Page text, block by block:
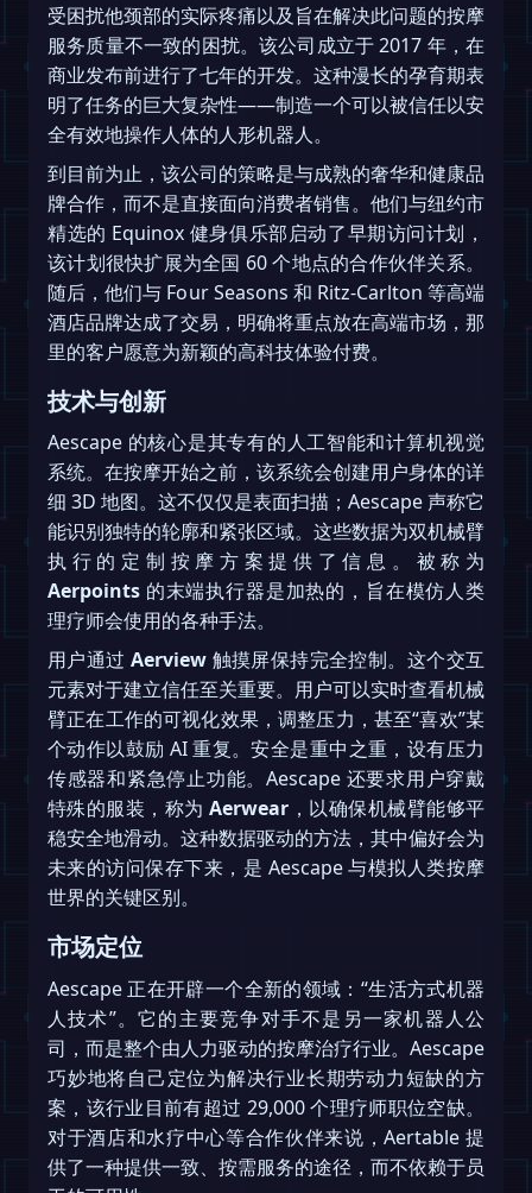
受困扰他颈部的实际疼痛以及旨在解决此问题的按摩
服务质量不一致的困扰。该公司成立于 2017 年，在
商业发布前进行了七年的开发。这种漫长的孕育期表
明了任务的巨大复杂性——制造一个可以被信任以安
全有效地操作人体的人形机器人。
到目前为止，该公司的策略是与成熟的奢华和健康品
牌合作，而不是直接面向消费者销售。他们与纽约市
精选的 Equinox 健身俱乐部启动了早期访问计划，
该计划很快扩展为全国 60 个地点的合作伙伴关系。
随后，他们与 Four Seasons 和 Ritz-Carlton 等高端
酒店品牌达成了交易，明确将重点放在高端市场，那
里的客户愿意为新颖的高科技体验付费。
技术与创新
Aescape 的核心是其专有的人工智能和计算机视觉
系统。在按摩开始之前，该系统会创建用户身体的详
细 3D 地图。这不仅仅是表面扫描；Aescape 声称它
能识别独特的轮廓和紧张区域。这些数据为双机械臂
执行的定制按摩方案提供了信息。被称为
Aerpoints 的末端执行器是加热的，旨在模仿人类
理疗师会使用的各种手法。
用户通过Aerview 触摸屏保持完全控制。这个交互
元素对于建立信任至关重要。用户可以实时查看机械
臂正在工作的可视化效果，调整压力，甚至“喜欢”某
个动作以鼓励 AI 重复。安全是重中之重，设有压力
传感器和紧急停止功能。Aescape 还要求用户穿戴
特殊的服装，称为Aerwear ，以确保机械臂能够平
稳安全地滑动。这种数据驱动的方法，其中偏好会为
未来的访问保存下来，是 Aescape 与模拟人类按摩
世界的关键区别。
市场定位
Aescape 正在开辟一个全新的领域：“生活方式机器
人技术”。它的主要竞争对手不是另一家机器人公
司，而是整个由人力驱动的按摩治疗行业。Aescape
巧妙地将自己定位为解决行业长期劳动力短缺的方
案，该行业目前有超过 29,000 个理疗师职位空缺。
对于酒店和水疗中心等合作伙伴来说，Aertable 提
供了一种提供一致、按需服务的途径，而不依赖于员